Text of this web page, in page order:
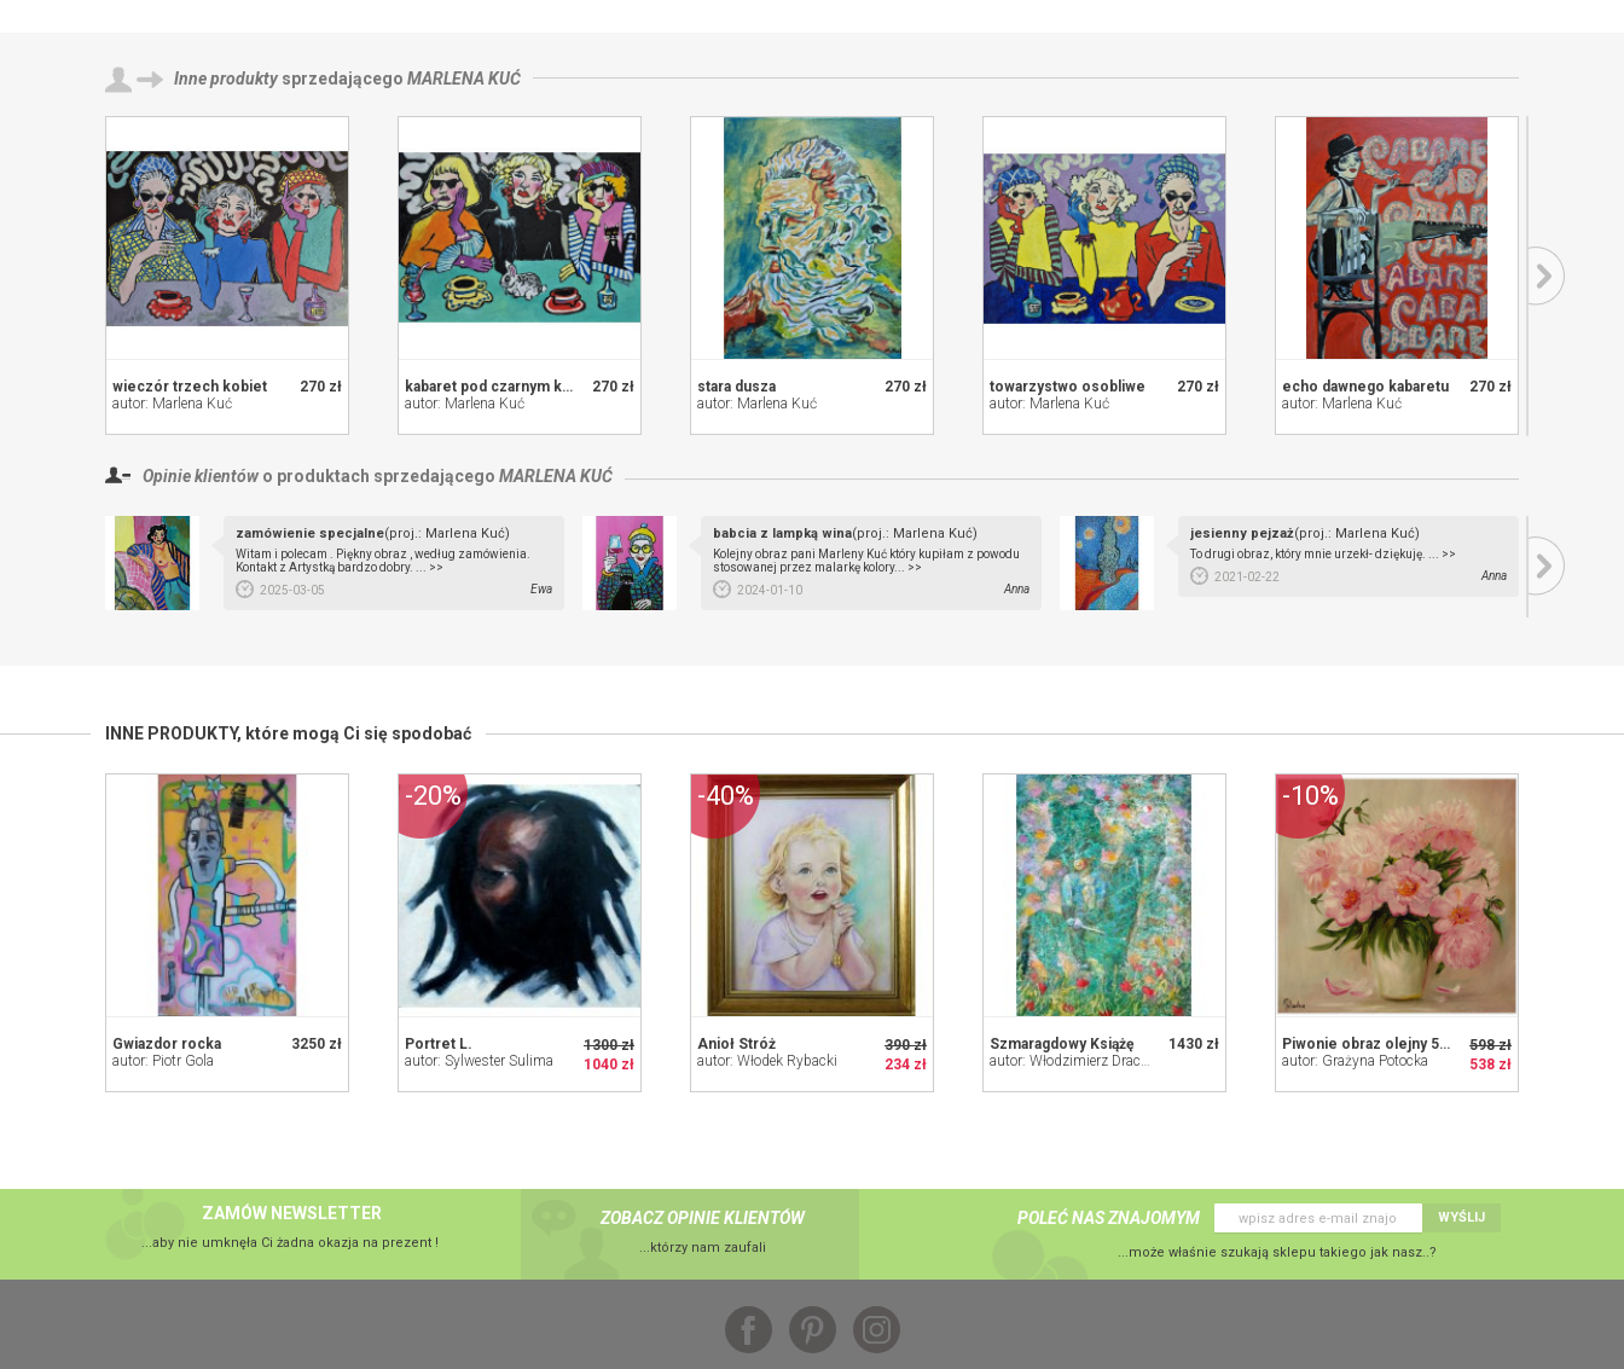
Inne produktysprzedającego MARLENA KUĆ
270 zł
wieczór trzech kobiet
autor: Marlena Kuć
270 zł
kabaret pod czarnym kotem
autor: Marlena Kuć
270 zł
stara dusza
autor: Marlena Kuć
270 zł
towarzystwo osobliwe
autor: Marlena Kuć
270 zł
echo dawnego kabaretu
autor: Marlena Kuć
Opinie klientów o produktach sprzedającego MARLENA KUĆ
zamówienie specjalne(proj.: Marlena Kuć)
Witam i polecam . Piękny obraz , według zamówienia.
Kontakt z Artystką bardzo dobry. ... >>
2025-03-05
Ewa
babcia z lampką wina(proj.: Marlena Kuć)
Kolejny obraz pani Marleny Kuć który kupiłam z powodu
stosowanej przez malarkę kolory... >>
2024-01-10
Anna
jesienny pejzaż(proj.: Marlena Kuć)
To drugi obraz, który mnie urzekł- dziękuję. ... >>
2021-02-22
Anna
INNE PRODUKTY, które mogą Ci się spodobać
3250 zł
Gwiazdor rocka
autor: Piotr Gola
1300 zł
1040 zł
Portret L.
autor: Sylwester Sulima
-20%
390 zł
234 zł
Anioł Stróż
autor: Włodek Rybacki
-40%
1430 zł
Szmaragdowy Książę
autor: Włodzimierz Draczyński
598 zł
538 zł
Piwonie obraz olejny 50-50cm
autor: Grażyna Potocka
-10%
ZAMÓW NEWSLETTER
...aby nie umknęła Ci żadna okazja na prezent !
ZOBACZ OPINIE KLIENTÓW
...którzy nam zaufali
POLEĆ NAS ZNAJOMYM WYŚLIJ
...może właśnie szukają sklepu takiego jak nasz..?